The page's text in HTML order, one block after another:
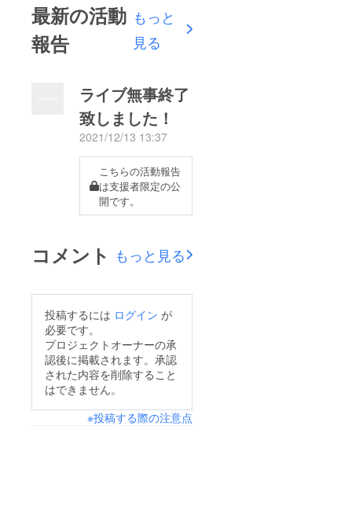
最新の活動
報告
もっと
見る
ライブ無事終了
致しました！
2021/12/13 13:37
こちらの活動報告
は支援者限定の公
開です。
コメント もっと見る
投稿するには ログイン が
必要です。
プロジェクトオーナーの承
認後に掲載されます。承認
された内容を削除すること
はできません。
※投稿する際の注意点